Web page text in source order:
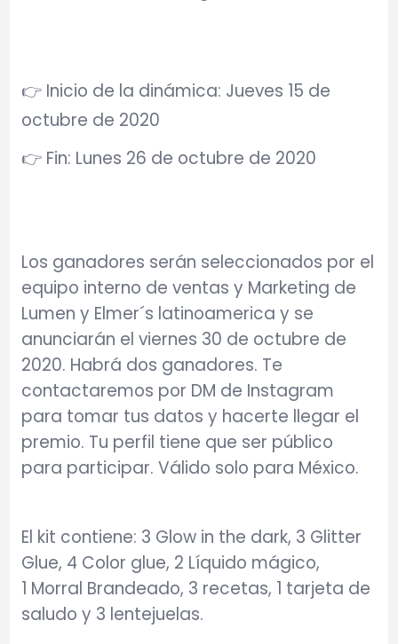
👉 Inicio de la dinámica: Jueves 15 de
octubre de 2020
👉 Fin: Lunes 26 de octubre de 2020
Los ganadores serán seleccionados por el
equipo interno de ventas y Marketing de
Lumen y Elmer´s latinoamerica y se
anunciarán el viernes 30 de octubre de
2020. Habrá dos ganadores. Te
contactaremos por DM de Instagram
para tomar tus datos y hacerte llegar el
premio. Tu perfil tiene que ser público
para participar. Válido solo para México.
El kit contiene: 3 Glow in the dark, 3 Glitter
Glue, 4 Color glue, 2 Líquido mágico,
1 Morral Brandeado, 3 recetas, 1 tarjeta de
saludo y 3 lentejuelas.